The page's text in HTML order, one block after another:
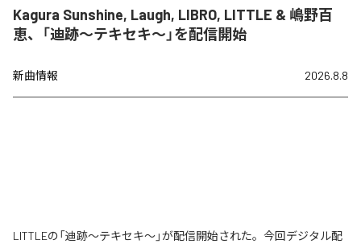
Kagura Sunshine, Laugh, LIBRO, LITTLE & 嶋野百
恵、「迪跡〜テキセキ〜」を配信開始
新曲情報 2026.8.8
LITTLEの「迪跡〜テキセキ〜」が配信開始された。今回デジタル配